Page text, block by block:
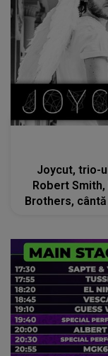
Joycut, trio-
Robert Smith,
Brothers,